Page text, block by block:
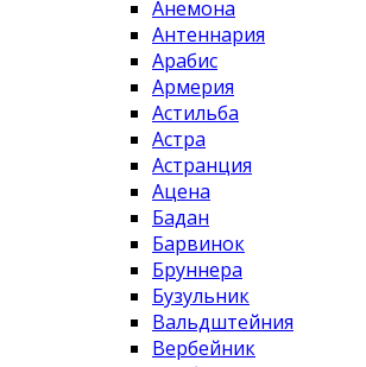
Анемона
Антеннария
Арабис
Армерия
Астильба
Астра
Астранция
Ацена
Бадан
Барвинок
Бруннера
Бузульник
Вальдштейния
Вербейник